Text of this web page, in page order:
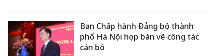
Ban Chấp hành Đảng bộ thành
phố Hà Nội họp bàn về công tác
cán bộ